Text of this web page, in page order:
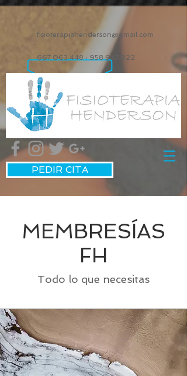
fisioterapiahenderson@gmail.com
667 063 448·958 947 922
PEDIR CITA
MEMBRESÍAS
FH
Todo lo que necesitas